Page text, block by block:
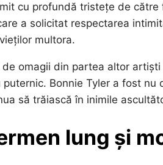
cu profundă tristețe de
a solicitat respectarea
multora.
omagii din partea altor
Bonnie Tyler a fost
să trăiască în inimile
lung și